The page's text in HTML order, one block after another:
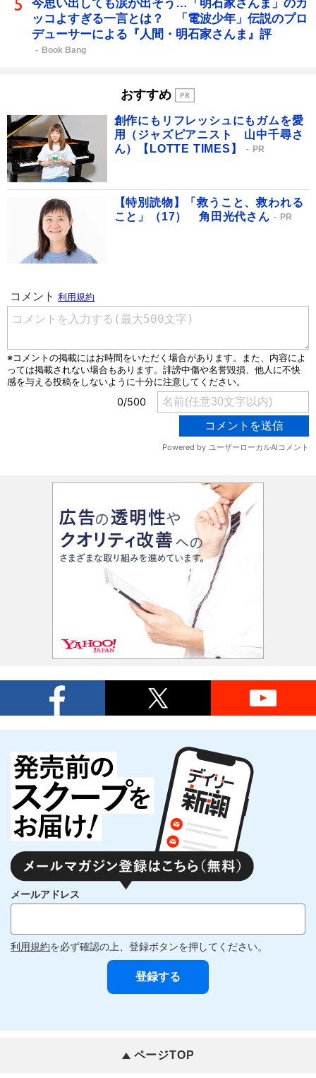
今思い出しても涙が出そう…「明石家さんま」のカ
ッコよすぎる一言とは？ 「電波少年」伝説のプロ
デューサーによる『人間・明石家さんま』評
Book Bang
おすすめ
創作にもリフレッシュにもガムを愛
用（ジャズピアニスト 山中千尋さ
ん）【LOTTE TIMES】
PR
【特別読物】「救うこと、救われる
こと」（17） 角田光代さん
PR
メールアドレス
利用規約を必ず確認の上、登録ボタンを押してください。
ページTOP